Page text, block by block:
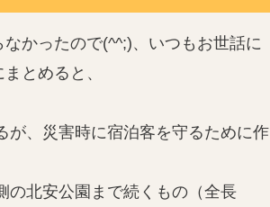
かったので(^^;)、いつもお世話に
とめると、
が、災害時に宿泊客を守るために作
の北安公園まで続くもの（全長